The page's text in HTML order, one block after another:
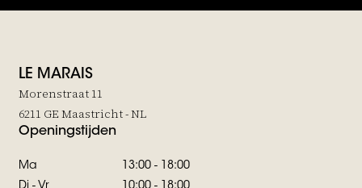
LE MARAIS
Morenstraat 11
6211 GE Maastricht - NL
Openingstijden
Ma
13:00 - 18:00